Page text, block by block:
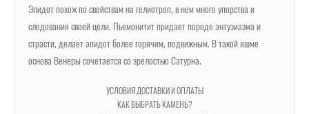
Эпидот похож по свойствам на гелиотроп, в нем много упорства и
следования своей цели. Пьемонитит придает породе энтузиазма и
страсти, делает эпидот более горячим, подвижным. В такой яшме
основа Венеры сочетается со зрелостью Сатурна.
УСЛОВИЯ ДОСТАВКИ И ОПЛАТЫ
КАК ВЫБРАТЬ КАМЕНЬ?